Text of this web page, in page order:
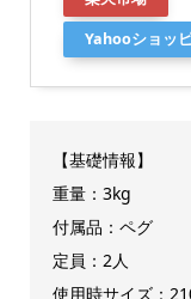
Yahooショッ
【基礎情報】
重量：3kg
付属品：ペグ
定員：2人
使用時サイズ：